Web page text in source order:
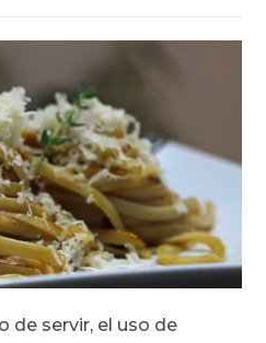
de servir, el uso de